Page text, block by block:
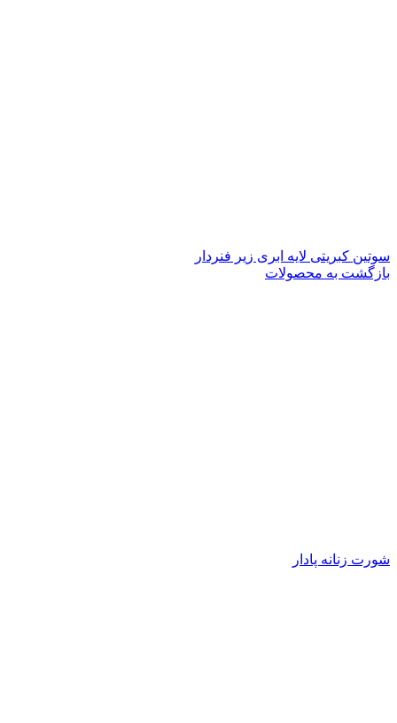
سوتین کبریتی لایه ابری زیر فنردار
بازگشت به محصولات
شورت زنانه پادار